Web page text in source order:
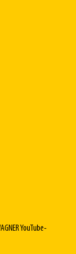
YouTube-